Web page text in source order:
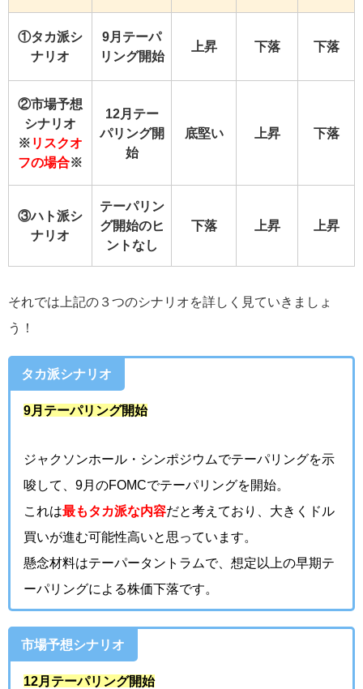
①タカ派シ
ナリオ
9月テーパ
リング開始
上昇 下落 下落
②市場予想
シナリオ
※ リスクオ
フの場合※
12月テー
パリング開
始
底堅い 上昇 下落
③ハト派シ
ナリオ
テーパリン
グ開始のヒ
ントなし
下落 上昇 上昇
それでは上記の３つのシナリオを詳しく見ていきましょ
う！
タカ派シナリオ
9月テーパリング開始
ジャクソンホール・シンポジウムでテーパリングを示
唆して、9月のFOMCでテーパリングを開始。
これは最もタカ派な内容だと考えており、大きくドル
買いが進む可能性高いと思っています。
懸念材料はテーパータントラムで、想定以上の早期テ
ーパリングによる株価下落です。
市場予想シナリオ
12月テーパリング開始